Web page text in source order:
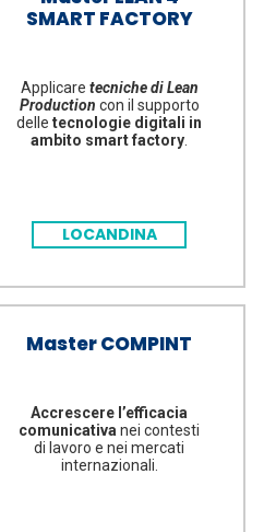
SMART FACTORY
Applicare tecniche di Lean
Production con il supporto
delletecnologie digitali in
ambito smart factory
LOCANDINA
Master COMPINT
Accrescere l’efficacia
comunicativa nei contesti
di lavoro e nei mercati
internazionali.